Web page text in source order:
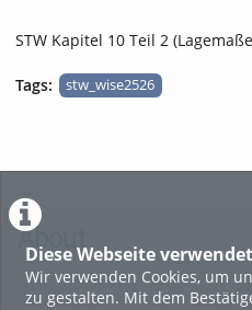
Diese Webseite
Wir verwenden Cookies, um
zu gestalten. Mit dem
STW Kapitel 10 Teil 2
Tags: stw_wise2526
About